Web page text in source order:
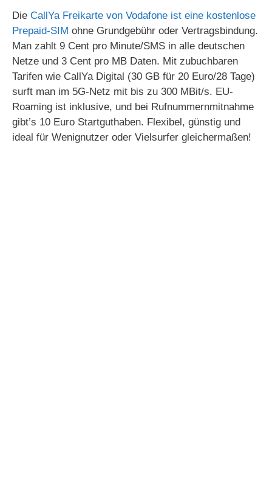
Die CallYa Freikarte von Vodafone ist eine kostenlose
Prepaid-SIM ohne Grundgebühr oder Vertragsbindung.
Man zahlt 9 Cent pro Minute/SMS in alle deutschen
Netze und 3 Cent pro MB Daten. Mit zubuchbaren
Tarifen wie CallYa Digital (30 GB für 20 Euro/28 Tage)
surft man im 5G-Netz mit bis zu 300 MBit/s. EU-
Roaming ist inklusive, und bei Rufnummernmitnahme
gibt’s 10 Euro Startguthaben. Flexibel, günstig und
ideal für Wenignutzer oder Vielsurfer gleichermaßen!